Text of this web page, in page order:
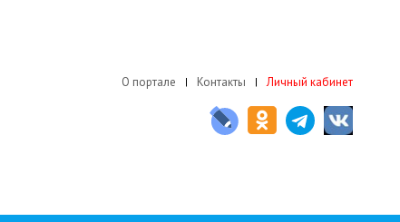
О портале Контакты Личный кабинет